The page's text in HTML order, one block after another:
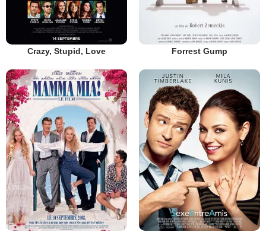
Crazy, Stupid, Love Forrest Gump